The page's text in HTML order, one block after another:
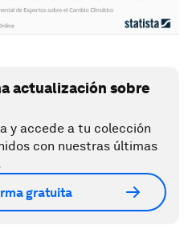
actualización sobre
y accede a tu colección
con nuestras últimas
gratuita